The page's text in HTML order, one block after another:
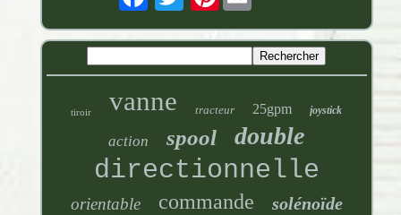
tiroir vanne tracteur 25gpm joystick
action spool double
directionnelle
orientable commande solénoïde